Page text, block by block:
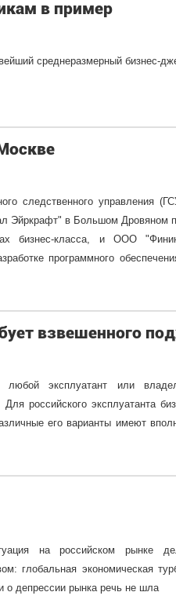
в пример
среднеразмерный бизнес-
следственного управления
Эйркрафт" в Большом Дровяном
бизнес-класса, и ООО
программного
взвешенного
любой эксплуатант или
российского эксплуатанта
его варианты имеют
на российском рынке
глобальная экономическая
о депрессии рынка речь не шла